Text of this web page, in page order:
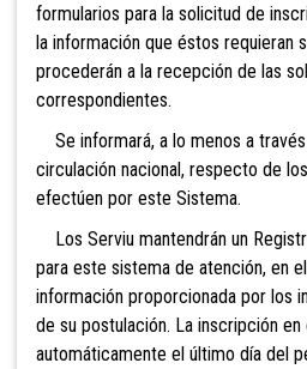
formularios para la solicitud de
la información que éstos requieran
procederán a la recepción de las
correspondientes.
Se informará, a lo menos a
circulación nacional, respecto de
efectúen por este Sistema.
Los Serviu mantendrán un
para este sistema de atención, en
información proporcionada por los
de su postulación. La inscripción
automáticamente el último día del